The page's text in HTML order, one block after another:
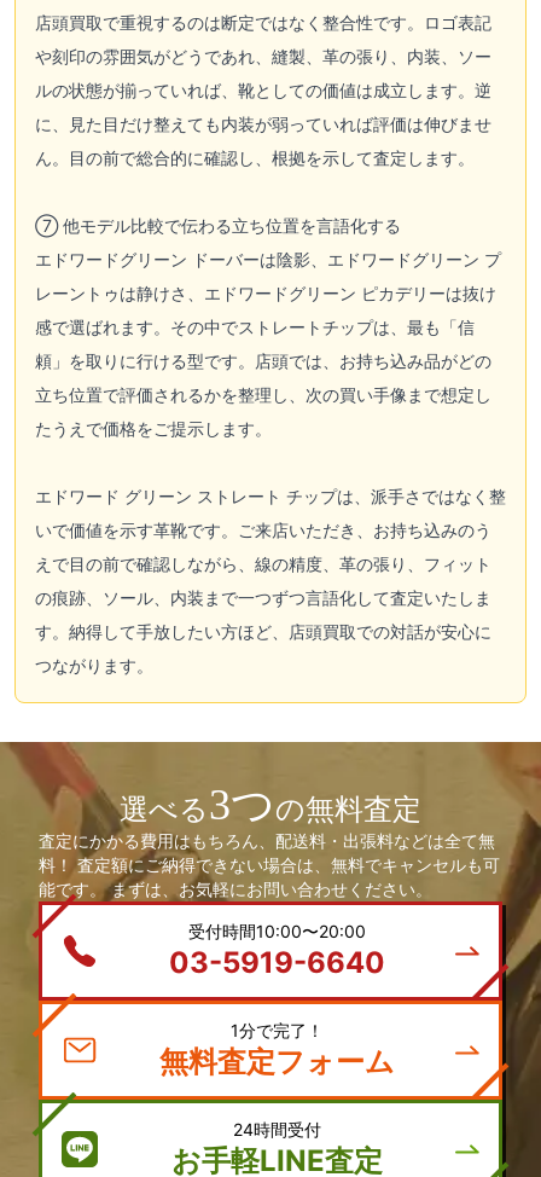
店頭買取で重視するのは断定ではなく整合性です。ロゴ表記
や刻印の雰囲気がどうであれ、縫製、革の張り、内装、ソー
ルの状態が揃っていれば、靴としての価値は成立します。逆
に、見た目だけ整えても内装が弱っていれば評価は伸びませ
ん。目の前で総合的に確認し、根拠を示して査定します。
⑦ 他モデル比較で伝わる立ち位置を言語化する
エドワードグリーン ドーバーは陰影、エドワードグリーン プ
レーントゥは静けさ、エドワードグリーン ピカデリーは抜け
感で選ばれます。その中でストレートチップは、最も「信
頼」を取りに行ける型です。店頭では、お持ち込み品がどの
立ち位置で評価されるかを整理し、次の買い手像まで想定し
たうえで価格をご提示します。
エドワード グリーン ストレート チップは、派手さではなく整
いで価値を示す革靴です。ご来店いただき、お持ち込みのう
えで目の前で確認しながら、線の精度、革の張り、フィット
の痕跡、ソール、内装まで一つずつ言語化して査定いたしま
す。納得して手放したい方ほど、店頭買取での対話が安心に
つながります。
選べる3つの無料査定
査定にかかる費用はもちろん、配送料・出張料などは全て無
料！ 査定額にご納得できない場合は、無料でキャンセルも可
能です。 まずは、お気軽にお問い合わせください。
受付時間10:00〜20:00
03-5919-6640
1分で完了！
無料査定フォーム
24時間受付
お手軽LINE査定